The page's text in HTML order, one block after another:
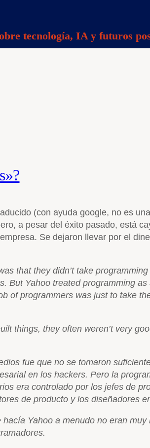
tecnología, IA y futuros
(con ayuda google, no es
a pesar del éxito pasado, está
Se dejaron llevar por el
that they didn’t take
But Yahoo treated programming
of programmers was just to take
things, they often weren’t very
fue que no se tomaron
en los hackers. Pero la
era controlado por los jefes de
de producto y los diseñadores
Yahoo a menudo no eran